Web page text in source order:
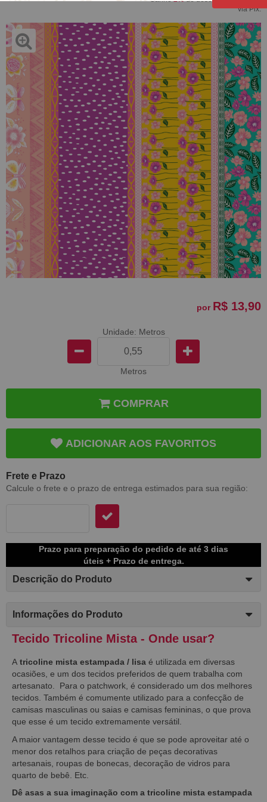
via Pix.
por R$ 13,90
Unidade: Metros
Metros
COMPRAR
ADICIONAR AOS FAVORITOS
Frete e Prazo
Calcule o frete e o prazo de entrega estimados para sua região:
Prazo para preparação do pedido de até 3 dias
úteis + Prazo de entrega.
Descrição do Produto
Informações do Produto
Tecido Tricoline Mista - Onde usar?
A tricoline mista estampada / lisa é utilizada em diversas
ocasiões, e um dos tecidos preferidos de quem trabalha com
artesanato. Para o patchwork, é considerado um dos melhores
tecidos. Também é comumente utilizado para a confecção de
camisas masculinas ou saias e camisas femininas, o que prova
que esse é um tecido extremamente versátil.
A maior vantagem desse tecido é que se pode aproveitar até o
menor dos retalhos para criação de peças decorativas
artesanais, roupas de bonecas, decoração de vidros para
quarto de bebê. Etc.
Dê asas a sua imaginação com a tricoline mista estampada